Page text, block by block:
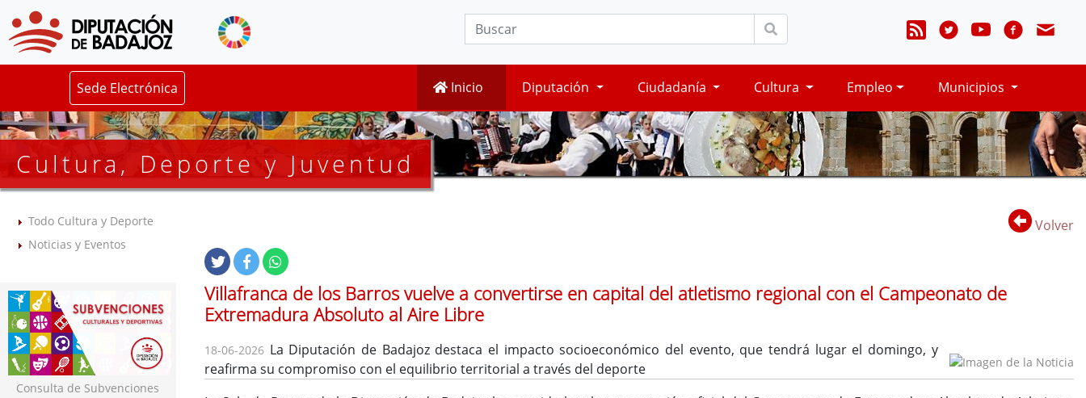
Sede Electrónica Inicio Diputación Ciudadanía Cultura Empleo Municipios
Cultura, Deporte y Juventud
Todo Cultura y Deporte
Noticias y Eventos
Consulta de Subvenciones
Volver
Villafranca de los Barros vuelve a convertirse en capital del atletismo regional con el Campeonato de
Extremadura Absoluto al Aire Libre
18-06-2026 La Diputación de Badajoz destaca el impacto socioeconómico del evento, que tendrá lugar el domingo, y
reafirma su compromiso con el equilibrio territorial a través del deporte